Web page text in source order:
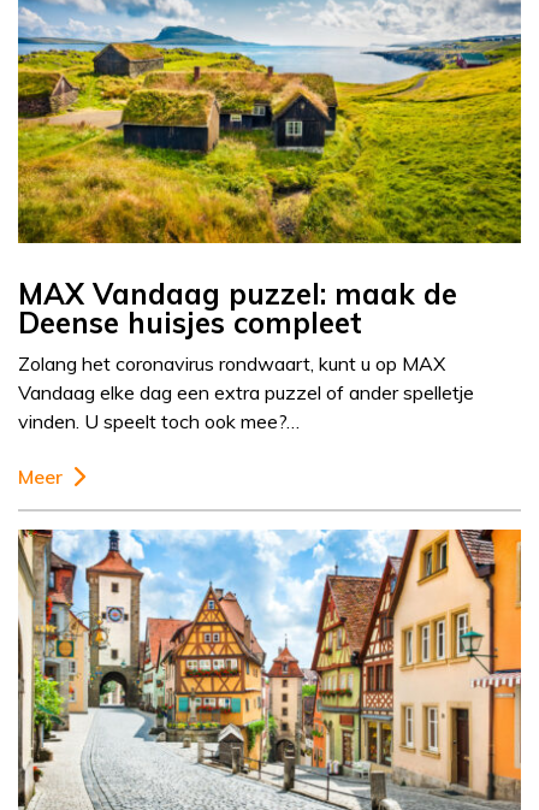
MAX Vandaag puzzel: maak de
Deense huisjes compleet
Zolang het coronavirus rondwaart, kunt u op MAX
Vandaag elke dag een extra puzzel of ander spelletje
vinden. U speelt toch ook mee?…
Meer